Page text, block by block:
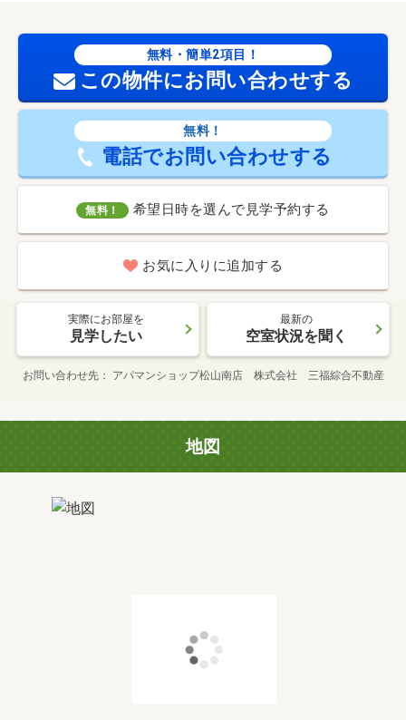
無料・簡単2項目！
この物件にお問い合わせする
無料！
電話でお問い合わせする
無料！ 希望日時を選んで見学予約する
お気に入りに追加する
実際にお部屋を
見学したい
最新の
空室状況を聞く
お問い合わせ先 アパマンショップ松山南店 株式会社 三福綜合不動産
地図